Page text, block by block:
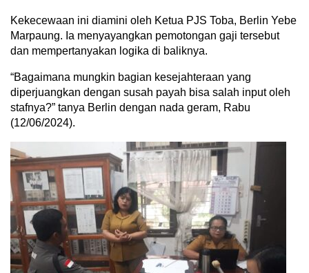
Kekecewaan ini diamini oleh Ketua PJS Toba, Berlin Yebe
Marpaung. Ia menyayangkan pemotongan gaji tersebut
dan mempertanyakan logika di baliknya.
“Bagaimana mungkin bagian kesejahteraan yang
diperjuangkan dengan susah payah bisa salah input oleh
stafnya?” tanya Berlin dengan nada geram, Rabu
(12/06/2024).